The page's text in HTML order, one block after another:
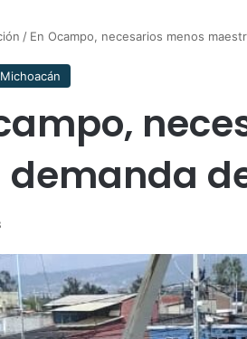
/ En Ocampo, necesarios menos
Michoacán